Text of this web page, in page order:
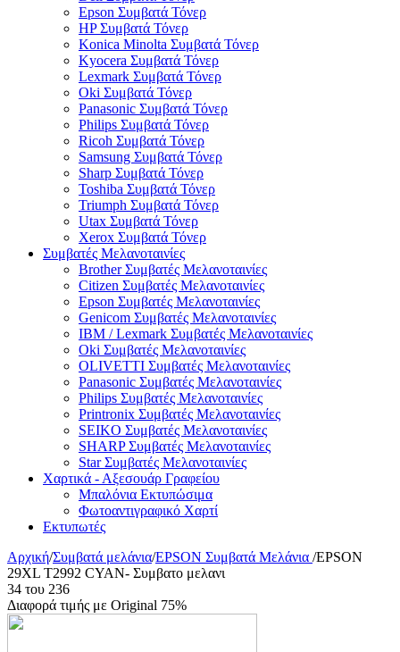
Epson Συμβατά Τόνερ
HP Συμβατά Τόνερ
Konica Minolta Συμβατά Τόνερ
Kyocera Συμβατά Τόνερ
Lexmark Συμβατά Τόνερ
Oki Συμβατά Τόνερ
Panasonic Συμβατά Τόνερ
Philips Συμβατά Τόνερ
Ricoh Συμβατά Τόνερ
Samsung Συμβατά Τόνερ
Sharp Συμβατά Τόνερ
Toshiba Συμβατά Τόνερ
Triumph Συμβατά Τόνερ
Utax Συμβατά Τόνερ
Xerox Συμβατά Τόνερ
Συμβατές Μελανοταινίες
Brother Συμβατές Μελανοταινίες
Citizen Συμβατές Μελανοταινίες
Epson Συμβατές Μελανοταινίες
Genicom Συμβατές Μελανοταινίες
IBM / Lexmark Συμβατές Μελανοταινίες
Oki Συμβατές Μελανοταινίες
OLIVETTI Συμβατές Μελανοταινίες
Panasonic Συμβατές Μελανοταινίες
Philips Συμβατές Μελανοταινίες
Printronix Συμβατές Μελανοταινίες
SEIKO Συμβατές Μελανοταινίες
SHARP Συμβατές Μελανοταινίες
Star Συμβατές Μελανοταινίες
Χαρτικά - Αξεσουάρ Γραφείου
Μπαλόνια Εκτυπώσιμα
Φωτοαντιγραφικό Χαρτί
Εκτυπωτές
Αρχική/Συμβατά μελάνια/EPSON Συμβατά Μελάνια /EPSON
29XL T2992 CYAN- Συμβατο μελανι
34 του 236
Διαφορά τιμής με Original 75%